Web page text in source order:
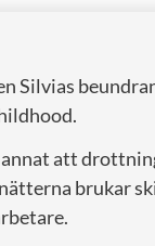
Silvias
att
brukar